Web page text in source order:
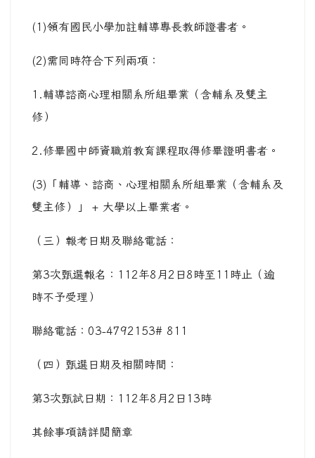
(1)領有國民小學加註輔導專長教師證書者。
(2)需同時符合下列兩項：
1.輔導諮商心理相關系所組畢業（含輔系及雙主
修）
2.修畢國中師資職前教育課程取得修畢證明書者。
(3)「輔導、諮商、心理相關系所組畢業（含輔系及
雙主修）」 + 大學以上畢業者。
（三）報考日期及聯絡電話：
第3次甄選報名：112年8月2日8時至11時止（逾
時不予受理）
聯絡電話：03-4792153# 811
（四）甄選日期及相關時間：
第3次甄試日期：112年8月2日13時
其餘事項請詳閱簡章